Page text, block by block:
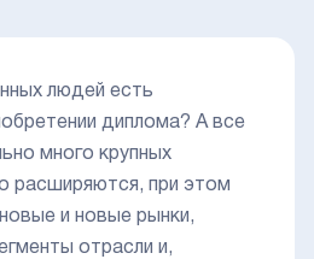
людей есть
диплома? А все
много крупных
расширяются, при этом
и новые рынки,
отрасли и,